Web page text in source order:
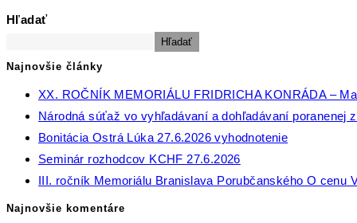
Hľadať
Hľadať
Najnovšie články
XX. ROČNÍK MEMORIÁLU FRIDRICHA KONRÁDA –
Národná súťaž vo vyhľadávaní a dohľadávaní poranenej
Bonitácia Ostrá Lúka 27.6.2026 vyhodnotenie
Seminár rozhodcov KCHF 27.6.2026
III. ročník Memoriálu Branislava Porubčanského O cenu
Najnovšie komentáre